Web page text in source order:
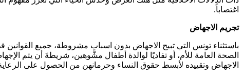
اغتصاباً.
تجريم الاجهاض
باستثناء تونس التي تبيح الاجهاض بدون اسباب مشروطة، جميع
الصحة العامة للأم، أو تفاديًا لوالدة أطفال مشَّوهين، شريطةَ أن يتم
الاجهاض وتقييده لأبسط حقوق النساء وحرمانهن من الحصول على